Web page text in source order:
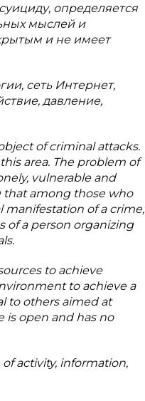
определяется
мыслей и
и не имеет
сеть Интернет,
давление,
of criminal attacks.
area. The problem of
vulnerable and
that among those who
manifestation of a crime,
of a person organizing
to achieve
to achieve a
to others aimed at
is open and has no
activity, information,